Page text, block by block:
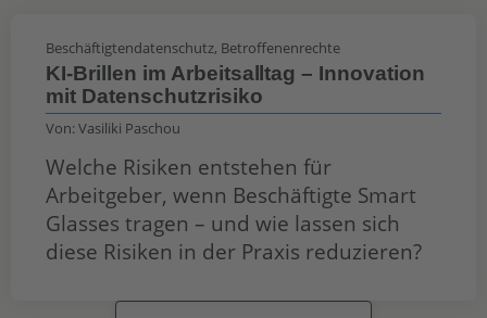
Beschäftigtendatenschutz, Betroffenenrechte
KI-Brillen im Arbeitsalltag – Innovation
mit Datenschutzrisiko
Von:Vasiliki Paschou
Welche Risiken entstehen für
Arbeitgeber, wenn Beschäftigte Smart
Glasses tragen – und wie lassen sich
diese Risiken in der Praxis reduzieren?